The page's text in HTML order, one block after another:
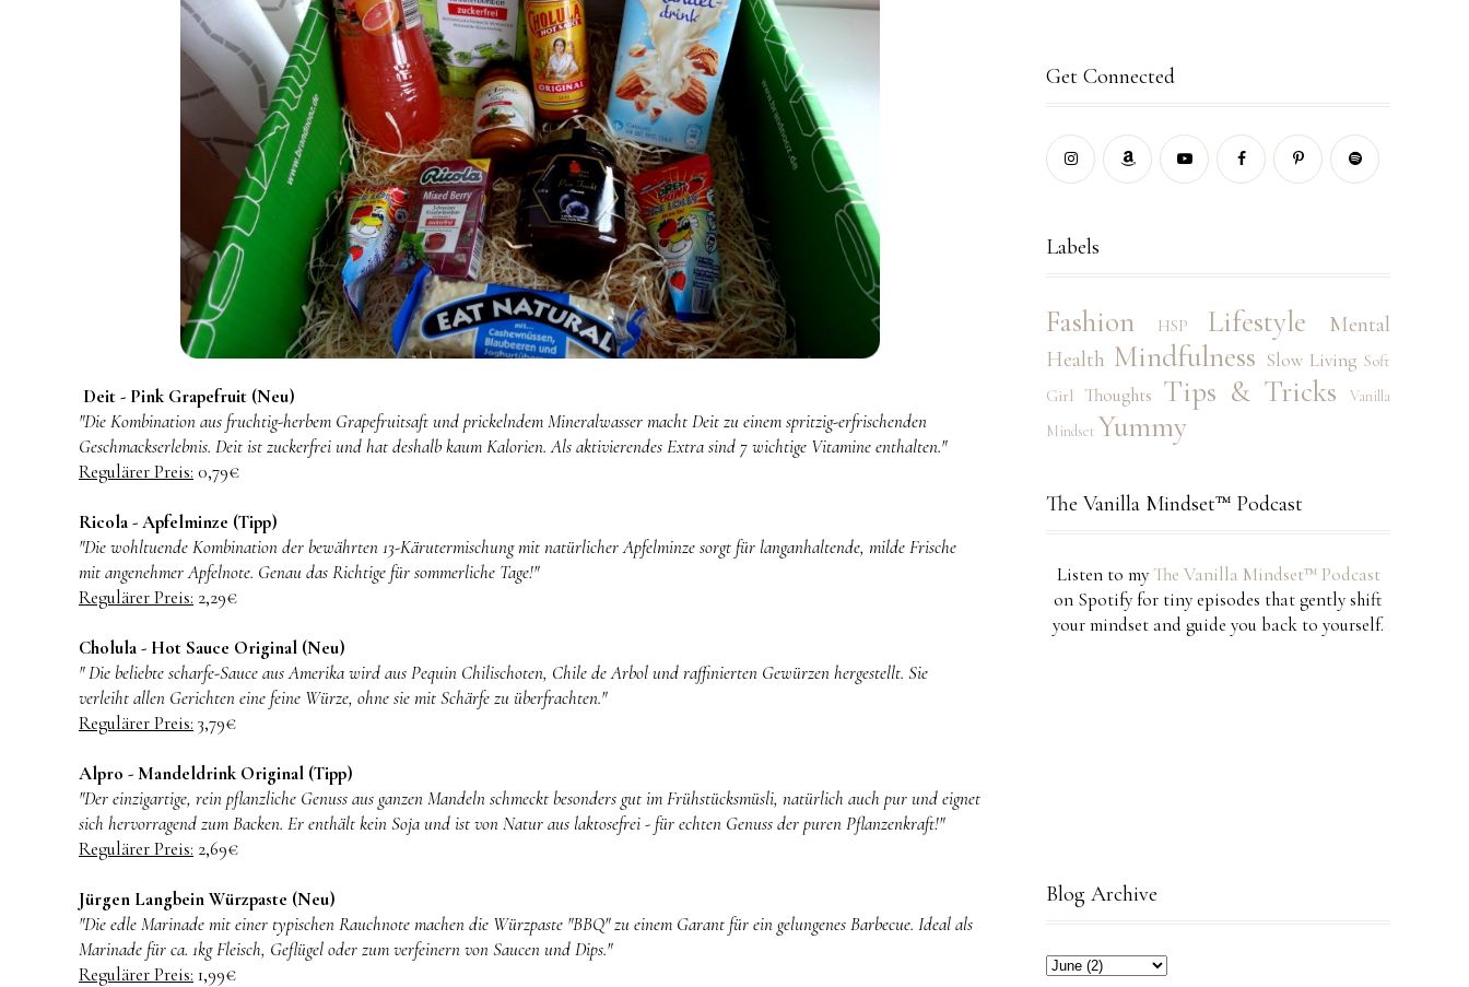
Deit - Pink Grapefruit (Neu)
"Die Kombination aus fruchtig-herbem Grapefruitsaft und prickelndem Mineralwasser macht Deit zu einem spritzig-erfrischenden
Geschmackserlebnis. Deit ist zuckerfrei und hat deshalb kaum Kalorien. Als aktivierendes Extra sind 7 wichtige Vitamine enthalten."
Regulärer Preis: 0,79€
Ricola - Apfelminze (Tipp)
"Die wohltuende Kombination der bewährten 13-Kärutermischung mit natürlicher Apfelminze sorgt für langanhaltende, milde Frische
mit angenehmer Apfelnote. Genau das Richtige für sommerliche Tage!"
Regulärer Preis: 2,29€
Cholula - Hot Sauce Original (Neu)
" Die beliebte scharfe-Sauce aus Amerika wird aus Pequin Chilischoten, Chile de Arbol und raffinierten Gewürzen hergestellt. Sie
verleiht allen Gerichten eine feine Würze, ohne sie mit Schärfe zu überfrachten."
Regulärer Preis: 3,79€
Alpro - Mandeldrink Original (Tipp)
"Der einzigartige, rein pflanzliche Genuss aus ganzen Mandeln schmeckt besonders gut im Frühstücksmüsli, natürlich auch pur und eignet
sich hervorragend zum Backen. Er enthält kein Soja und ist von Natur aus laktosefrei - für echten Genuss der puren Pflanzenkraft!"
Regulärer Preis: 2,69€
Jürgen Langbein Würzpaste (Neu)
"Die edle Marinade mit einer typischen Rauchnote machen die Würzpaste "BBQ" zu einem Garant für ein gelungenes Barbecue. Ideal als
Marinade für ca. 1kg Fleisch, Geflügel oder zum verfeinern von Saucen und Dips."
Regulärer Preis: 1,99€
Get Connected
Labels
Fashion HSP Lifestyle
Mental
Health Mindfulness Slow Living Soft
Girl
Thoughts Tips & Tricks
Vanilla
Mindset Yummy
The Vanilla Mindset™ Podcast
Listen to myThe Vanilla Mindset™ Podcast
on Spotify for tiny episodes that gently shift
your mindset and guide you back to yourself.
Blog Archive